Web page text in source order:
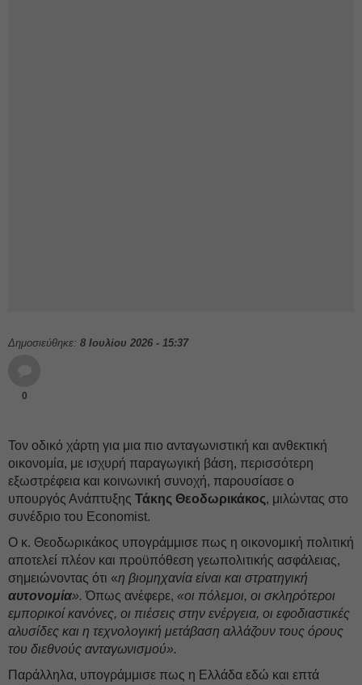
Δημοσιεύθηκε: 8 Ιουλίου 2026 - 15:37
0
Τον οδικό χάρτη για μια πιο ανταγωνιστική και ανθεκτική
οικονομία, με ισχυρή παραγωγική βάση, περισσότερη
εξωστρέφεια και κοινωνική συνοχή, παρουσίασε ο
υπουργός Ανάπτυξης Τάκης Θεοδωρικάκος, μιλώντας στο
συνέδριο του Economist.
Ο κ. Θεοδωρικάκος υπογράμμισε πως η οικονομική πολιτική
αποτελεί πλέον και προϋπόθεση γεωπολιτικής ασφάλειας,
σημειώνοντας ότι «η βιομηχανία είναι και στρατηγική
αυτονομία».Όπως ανέφερε, «οι πόλεμοι, οι σκληρότεροι
εμπορικοί κανόνες, οι πιέσεις στην ενέργεια, οι εφοδιαστικές
αλυσίδες και η τεχνολογική μετάβαση αλλάζουν τους όρους
του διεθνούς ανταγωνισμού».
Παράλληλα, υπογράμμισε πως η Ελλάδα εδώ και επτά